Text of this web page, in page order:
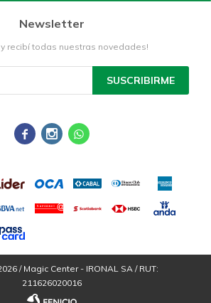
Newsletter
y recibí todas nuestras novedades!
SUSCRIBIRME
  
/ Magic Center - IRONAL SA / RUT:
211626020016